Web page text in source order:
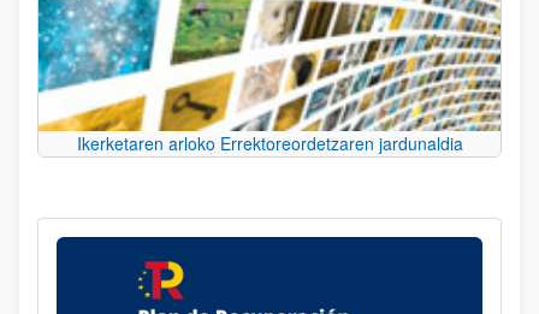
Ikerketaren arloko Errektoreordetzaren jardunaldia